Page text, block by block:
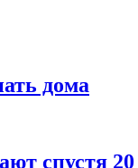
дома
спустя